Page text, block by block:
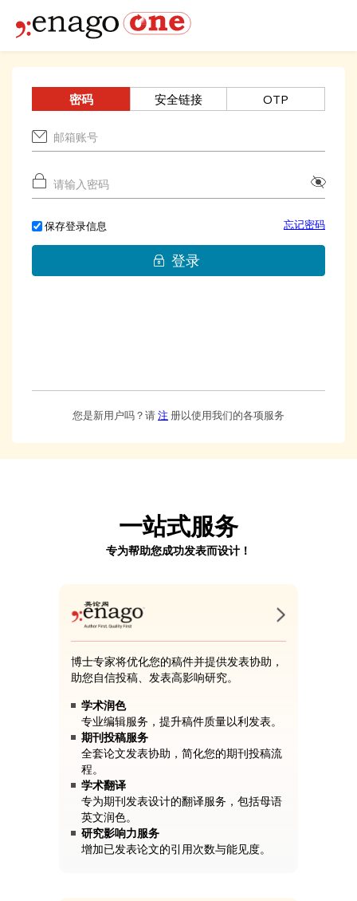
密码 安全链接 OTP
保存登录信息 忘记密码
登录
您是新用户吗？请注 册以使用我们的各项服务
一站式服务
专为帮助您成功发表而设计！
博士专家将优化您的稿件并提供发表协助，
助您自信投稿、发表高影响研究。
学术润色
专业编辑服务，提升稿件质量以利发表。
期刊投稿服务
全套论文发表协助，简化您的期刊投稿流
程。
学术翻译
专为期刊发表设计的翻译服务，包括母语
英文润色。
研究影响力服务
增加已发表论文的引用次数与能见度。